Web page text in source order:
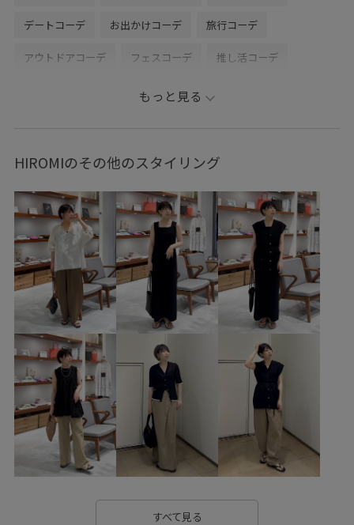
デートコーデ お出かけコーデ 旅行コーデ
アウトドアコーデ フェスコーデ 推し活コーデ
雨の日コーデ モード
メンズライク フェミニンコーデ
SALON adam et ropé ストレート イエベ春 混合
トップス キャミソール ジャケット/アウター
テーラードジャケット パンツ シューズ サンダル
SBA56230 SHF36140 SHS26110 SHV36220
26SS_salon_lspant 26SS_salon_weblimited
WEB限定 きれいめ こなれ感 さらっとした肌触り
さらっと着れる さらりとした さりげないアクセント
アクセサリー ウォッシュ加工 オールインワン
カジュアル カーディガン コットン ゴム仕様
ショートパンツ
もっと見る
HIROMIのその他のスタイリング
すべて見る